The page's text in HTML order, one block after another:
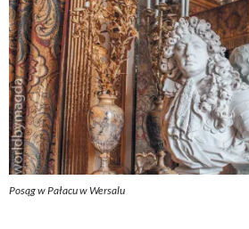
Posąg w Pałacu w Wersalu